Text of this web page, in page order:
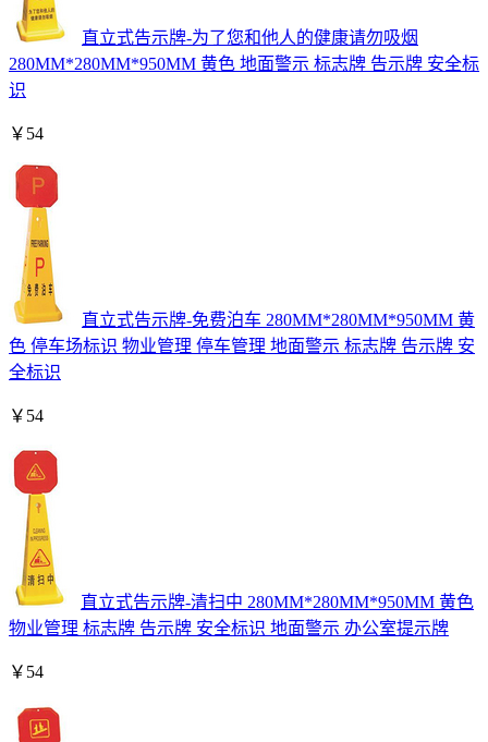
直立式告示牌-为了您和他人的健康请勿吸烟
280MM*280MM*950MM 黄色 地面警示 标志牌 告示牌 安全标
识
￥ 54
直立式告示牌-免费泊车 280MM*280MM*950MM 黄
色 停车场标识 物业管理 停车管理 地面警示 标志牌 告示牌 安
全标识
￥ 54
直立式告示牌-清扫中 280MM*280MM*950MM 黄色
物业管理 标志牌 告示牌 安全标识 地面警示 办公室提示牌
￥ 54